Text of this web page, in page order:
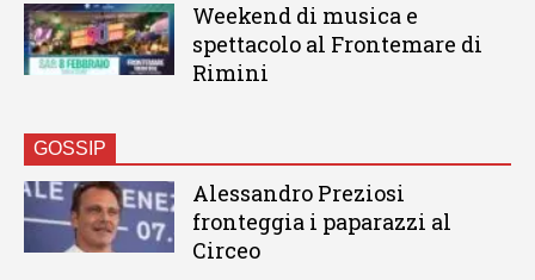
Weekend di musica e
spettacolo al Frontemare di
Rimini
GOSSIP
Alessandro Preziosi
fronteggia i paparazzi al
Circeo